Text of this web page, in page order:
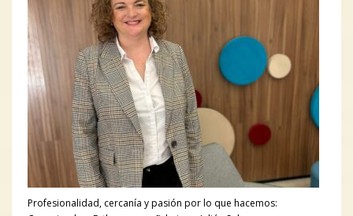
Profesionalidad, cercanía y pasión por lo que hacemos: